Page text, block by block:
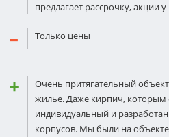
предлагает рассрочку, акции
Только цены
Очень притягательный
жилье. Даже кирпич, которым
индивидуальный и
корпусов. Мы были на